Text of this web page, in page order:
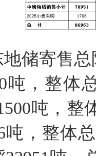
储寄售
吨，整体
吨，
吨，整体